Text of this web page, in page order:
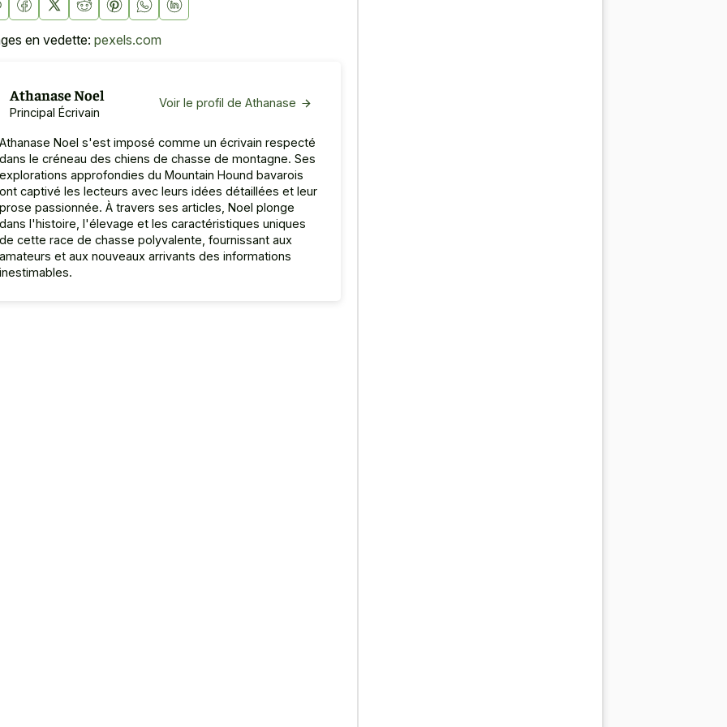
en vedette: pexels.com
Athanase Noel
Principal Écrivain
Voir le profil de Athanase
Athanase Noel s'est imposé comme un écrivain respecté
dans le créneau des chiens de chasse de montagne. Ses
explorations approfondies du Mountain Hound bavarois
ont captivé les lecteurs avec leurs idées détaillées et leur
prose passionnée. À travers ses articles, Noel plonge
dans l'histoire, l'élevage et les caractéristiques uniques
de cette race de chasse polyvalente, fournissant aux
amateurs et aux nouveaux arrivants des informations
inestimables.